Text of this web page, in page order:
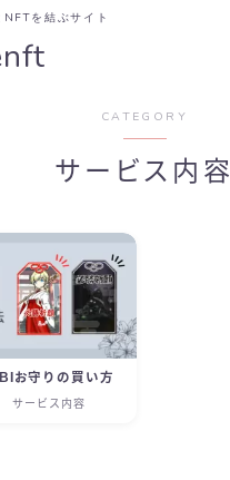
を結ぶサイト
CATEGORY
サービス内容
お守りの買い方
サービス内容